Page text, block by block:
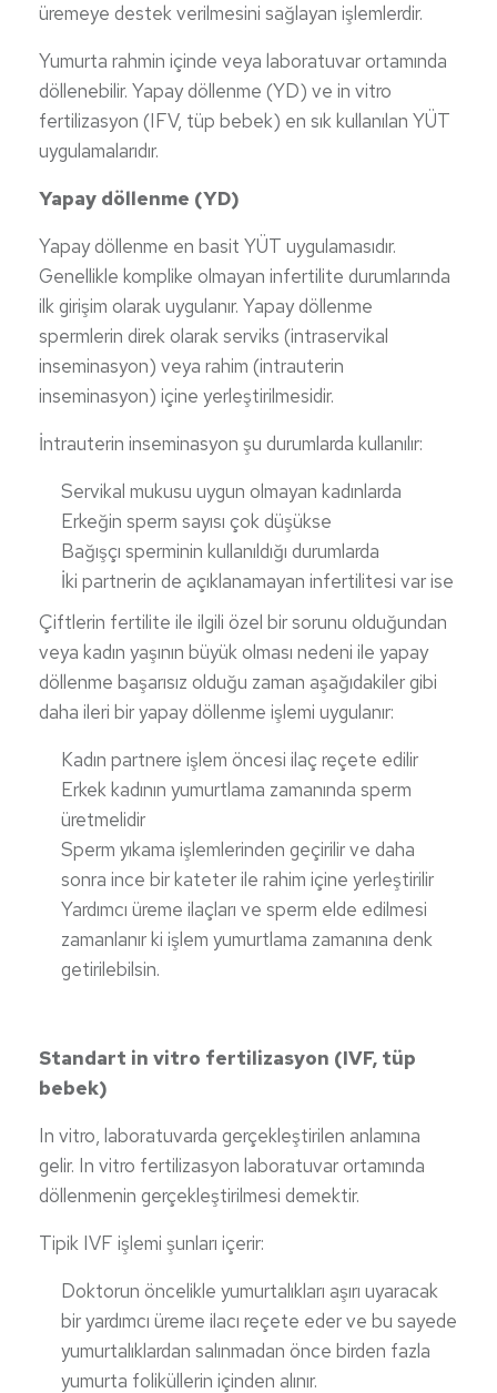
üremeye destek verilmesini sağlayan işlemlerdir.
Yumurta rahmin içinde veya laboratuvar ortamında
döllenebilir. Yapay döllenme (YD) ve in vitro
fertilizasyon (IFV, tüp bebek) en sık kullanılan YÜT
uygulamalarıdır.
Yapay döllenme (YD)
Yapay döllenme en basit YÜT uygulamasıdır.
Genellikle komplike olmayan infertilite durumlarında
ilk girişim olarak uygulanır. Yapay döllenme
spermlerin direk olarak serviks (intraservikal
inseminasyon) veya rahim (intrauterin
inseminasyon) içine yerleştirilmesidir.
İntrauterin inseminasyon şu durumlarda kullanılır:
Servikal mukusu uygun olmayan kadınlarda
Erkeğin sperm sayısı çok düşükse
Bağışçı sperminin kullanıldığı durumlarda
İki partnerin de açıklanamayan infertilitesi var ise
Çiftlerin fertilite ile ilgili özel bir sorunu olduğundan
veya kadın yaşının büyük olması nedeni ile yapay
döllenme başarısız olduğu zaman aşağıdakiler gibi
daha ileri bir yapay döllenme işlemi uygulanır:
Kadın partnere işlem öncesi ilaç reçete edilir
Erkek kadının yumurtlama zamanında sperm
üretmelidir
Sperm yıkama işlemlerinden geçirilir ve daha
sonra ince bir kateter ile rahim içine yerleştirilir
Yardımcı üreme ilaçları ve sperm elde edilmesi
zamanlanır ki işlem yumurtlama zamanına denk
getirilebilsin.
Standart in vitro fertilizasyon (IVF, tüp
bebek)
In vitro, laboratuvarda gerçekleştirilen anlamına
gelir. In vitro fertilizasyon laboratuvar ortamında
döllenmenin gerçekleştirilmesi demektir.
Tipik IVF işlemi şunları içerir:
Doktorun öncelikle yumurtalıkları aşırı uyaracak
bir yardımcı üreme ilacı reçete eder ve bu sayede
yumurtalıklardan salınmadan önce birden fazla
yumurta foliküllerin içinden alınır.